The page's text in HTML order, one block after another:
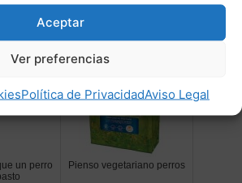
Aceptar
Ver preferencias
Política de PrivacidadAviso Legal
un perro
Pienso vegetariano perros